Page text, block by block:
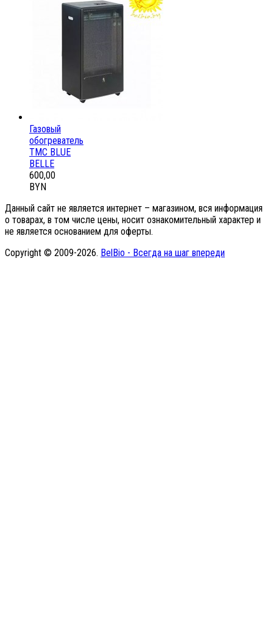
Газовый
обогреватель
ТМС BLUE
BELLE
600,00
BYN
Данный сайт не является интернет – магазином, вся информация
о товарах, в том числе цены, носит ознакомительный характер и
не является основанием для оферты.
Copyright © 2009-2026. BelBio - Всегда на шаг впереди